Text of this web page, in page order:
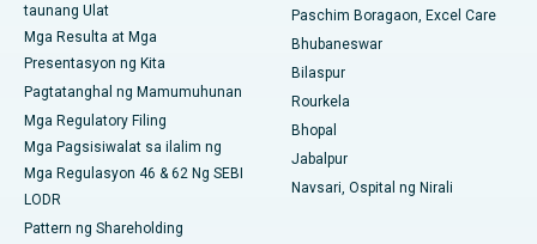
Pinakamahusay na Ospital sa Jayanagar, Bangalore
Pinakamahusay na Ospital sa KK Nagar, Madurai
Pinakamahusay na Ospital sa Ramji Nagar, Nellore
Pinakamahusay na Ospital sa Sektor-19, Rourkela
Pinakamahusay na Ospital sa Swargate, Pune
taunang Ulat
Mga Resulta at Mga
Presentasyon ng Kita
Pagtatanghal ng Mamumuhunan
Mga Regulatory Filing
Mga Pagsisiwalat sa ilalim ng
Mga Regulasyon 46 & 62 Ng SEBI
LODR
Pattern ng Shareholding
Paschim Boragaon, Excel Care
Bhubaneswar
Bilaspur
Rourkela
Bhopal
Jabalpur
Navsari, Ospital ng Nirali